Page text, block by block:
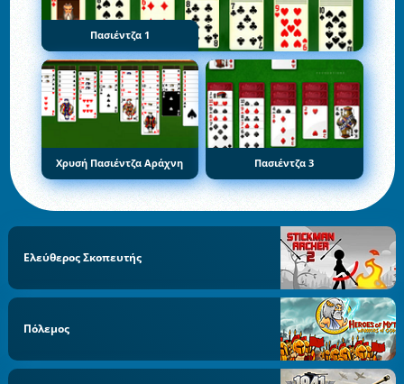
Πασιέντζα 1
Χρυσή Πασιέντζα Αράχνη Πασιέντζα 3
Ελεύθερος Σκοπευτής
Πόλεμος